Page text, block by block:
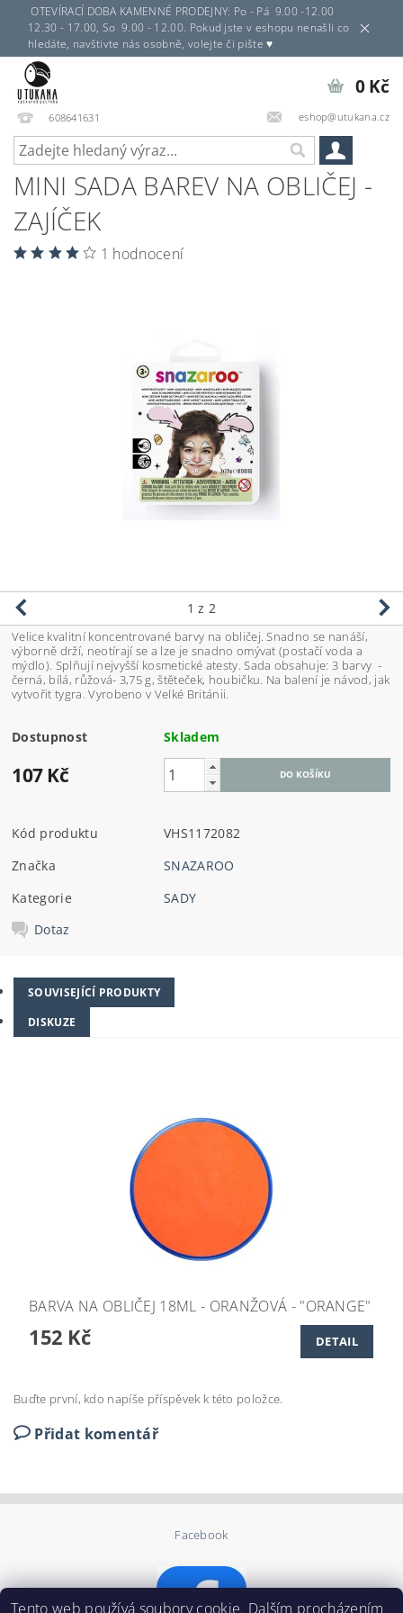
OTEVÍRACÍ DOBA KAMENNÉ PRODEJNY: Po - Pá 9.00 -12.00
12.30 - 17.00, So 9.00 - 12.00. Pokud jste v eshopu nenašli co
hledáte, navštivte nás osobně, volejte či pište ♥
608641631 eshop@utukana.cz
0 Kč
MINI SADA BAREV NA OBLIČEJ -
ZAJÍČEK
1 hodnocení
1 z 2
Velice kvalitní koncentrované barvy na obličej. Snadno se nanáší,
výborně drží, neotírají se a lze je snadno omývat (postačí voda a
mýdlo). Splňují nejvyšší kosmetické atesty. Sada obsahuje: 3 barvy -
černá, bílá, růžová- 3,75 g, štěteček, houbičku. Na balení je návod, jak
vytvořit tygra. Vyrobeno v Velké Británii.
Dostupnost Skladem
107 Kč
Kód produktu
VHS1172082
Značka
SNAZAROO
Kategorie
SADY
Dotaz
SOUVISEJÍCÍ PRODUKTY
DISKUZE
BARVA NA OBLIČEJ 18ML - ORANŽOVÁ - "ORANGE"
152 Kč DETAIL
Buďte první, kdo napíše příspěvek k této položce.
Přidat komentář
Facebook
Tento web používá soubory cookie. Dalším procházením